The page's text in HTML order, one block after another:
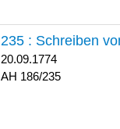
235 : Schreiben
20.09.1774
186/235